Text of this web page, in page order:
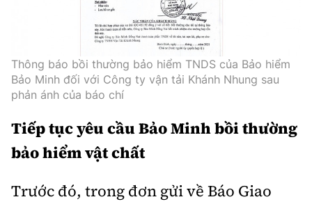
Thông báo bồi thường bảo hiểm TNDS của Bảo hiểm
Bảo Minh đối với Công ty vận tải Khánh Nhung sau
phản ánh của báo chí
Tiếp tục yêu cầu Bảo Minh bồi thường
bảo hiểm vật chất
Trước đó, trong đơn gửi về Báo Giao